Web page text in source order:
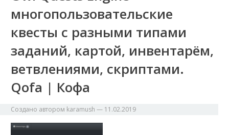
многопользовательские
квесты с разными типами
заданий, картой, инвентарём,
ветвлениями, скриптами.
Qofa | Кофа
Создано автором karamush — 11.02.2019